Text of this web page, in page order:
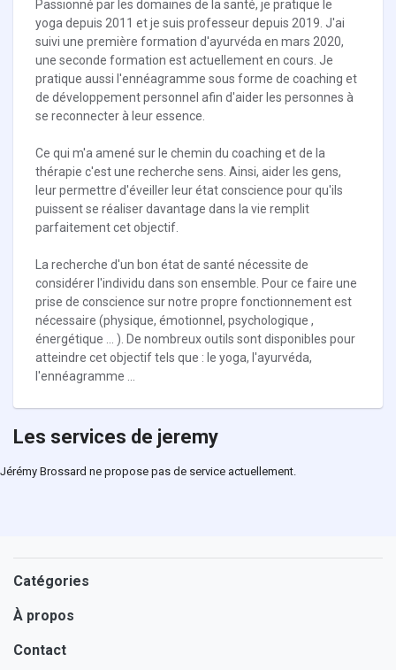
Passionné par les domaines de la santé, je pratique le
yoga depuis 2011 et je suis professeur depuis 2019. J'ai
suivi une première formation d'ayurvéda en mars 2020,
une seconde formation est actuellement en cours. Je
pratique aussi l'ennéagramme sous forme de coaching et
de développement personnel afin d'aider les personnes à
se reconnecter à leur essence.
Ce qui m'a amené sur le chemin du coaching et de la
thérapie c'est une recherche sens. Ainsi, aider les gens,
leur permettre d'éveiller leur état conscience pour qu'ils
puissent se réaliser davantage dans la vie remplit
parfaitement cet objectif.
La recherche d'un bon état de santé nécessite de
considérer l'individu dans son ensemble. Pour ce faire une
prise de conscience sur notre propre fonctionnement est
nécessaire (physique, émotionnel, psychologique ,
énergétique ... ). De nombreux outils sont disponibles pour
atteindre cet objectif tels que : le yoga, l'ayurvéda,
l'ennéagramme ...
Les services de jeremy
Jérémy Brossard ne propose pas de service actuellement.
Catégories
À propos
Contact